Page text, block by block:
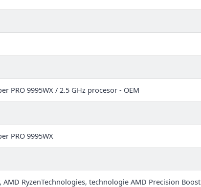
PRO 9995WX / 2.5 GHz procesor - OEM
PRO 9995WX
AMD RyzenTechnologies, technologie AMD Precision Boost